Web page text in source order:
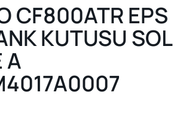
CF800ATR EPS
KUTUSU SOL
A